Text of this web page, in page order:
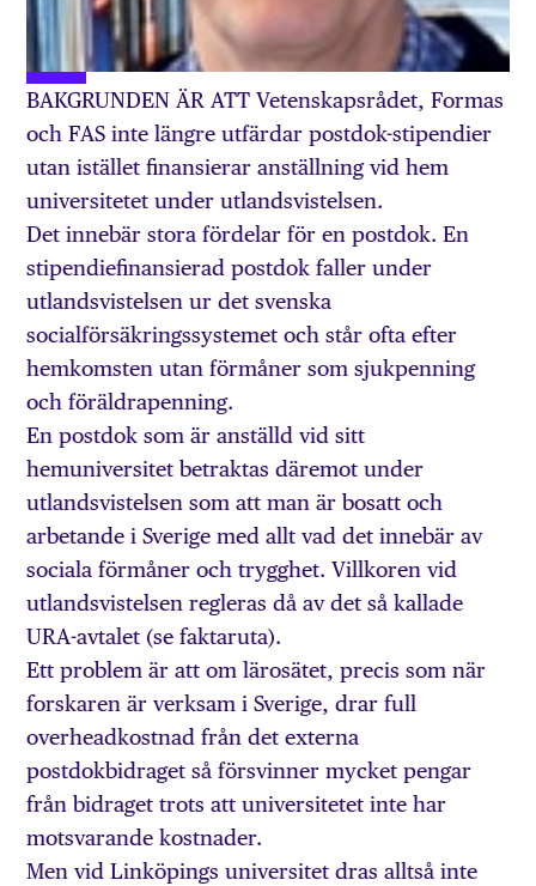
BAKGRUNDEN ÄR ATT Vetenskapsrådet, Formas
och FAS inte längre utfärdar postdok-stipendier
utan istället finansierar anställning vid hem
universitetet under utlandsvistelsen.
Det innebär stora fördelar för en postdok. En
stipendiefinansierad postdok faller under
utlandsvistelsen ur det svenska
socialförsäkringssystemet och står ofta efter
hemkomsten utan förmåner som sjukpenning
och föräldrapenning.
En postdok som är anställd vid sitt
hemuniversitet betraktas däremot under
utlandsvistelsen som att man är bosatt och
arbetande i Sverige med allt vad det innebär av
sociala förmåner och trygghet. Villkoren vid
utlandsvistelsen regleras då av det så kallade
URA-avtalet (se faktaruta).
Ett problem är att om lärosätet, precis som när
forskaren är verksam i Sverige, drar full
overheadkostnad från det externa
postdokbidraget så försvinner mycket pengar
från bidraget trots att universitetet inte har
motsvarande kostnader.
Men vid Linköpings universitet dras alltså inte